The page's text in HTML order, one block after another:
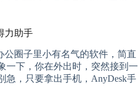
力助手
公圈子里小有名气的软件，简直
一下，你在外出时，突然接到一
急，只要拿出手机，AnyDesk手